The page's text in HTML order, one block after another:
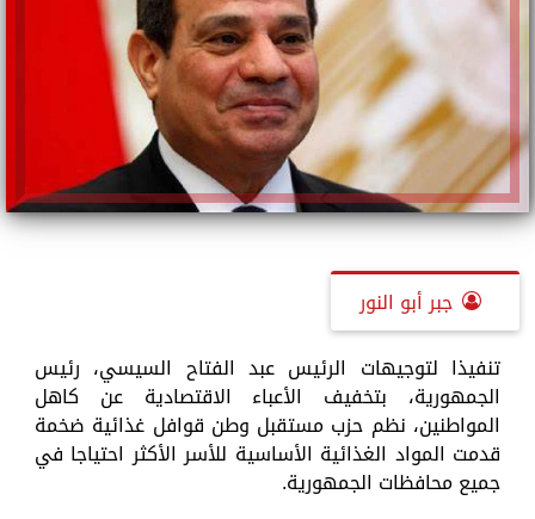
جبر أبو النور
تنفيذا لتوجيهات الرئيس عبد الفتاح السيسي، رئيس
الجمهورية، بتخفيف الأعباء الاقتصادية عن كاهل
المواطنين، نظم حزب مستقبل وطن قوافل غذائية ضخمة
قدمت المواد الغذائية الأساسية للأسر الأكثر احتياجا في
جميع محافظات الجمهورية.